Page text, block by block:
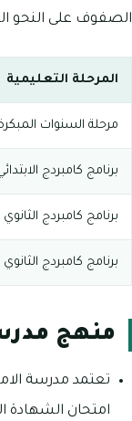
الصفوف على النحو
المرحلة التعليمية
مرحلة السنوات
برنامج كامبردج
برنامج كامبردج الثانوي 1
برنامج كامبردج الثانوي 2
منهج
تعتمد مدرسة
امتحان الشهادة